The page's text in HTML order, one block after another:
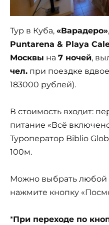
Тур в Куба, «Варадеро»
Puntarena & Playa
Москвы на 7 ночей,
чел. при поездке
183000 рублей).
В стоимость входит:
питание «Всё
Туроператор Biblio
100м.
Можно выбрать любой
нажмите кнопку
*При переходе по